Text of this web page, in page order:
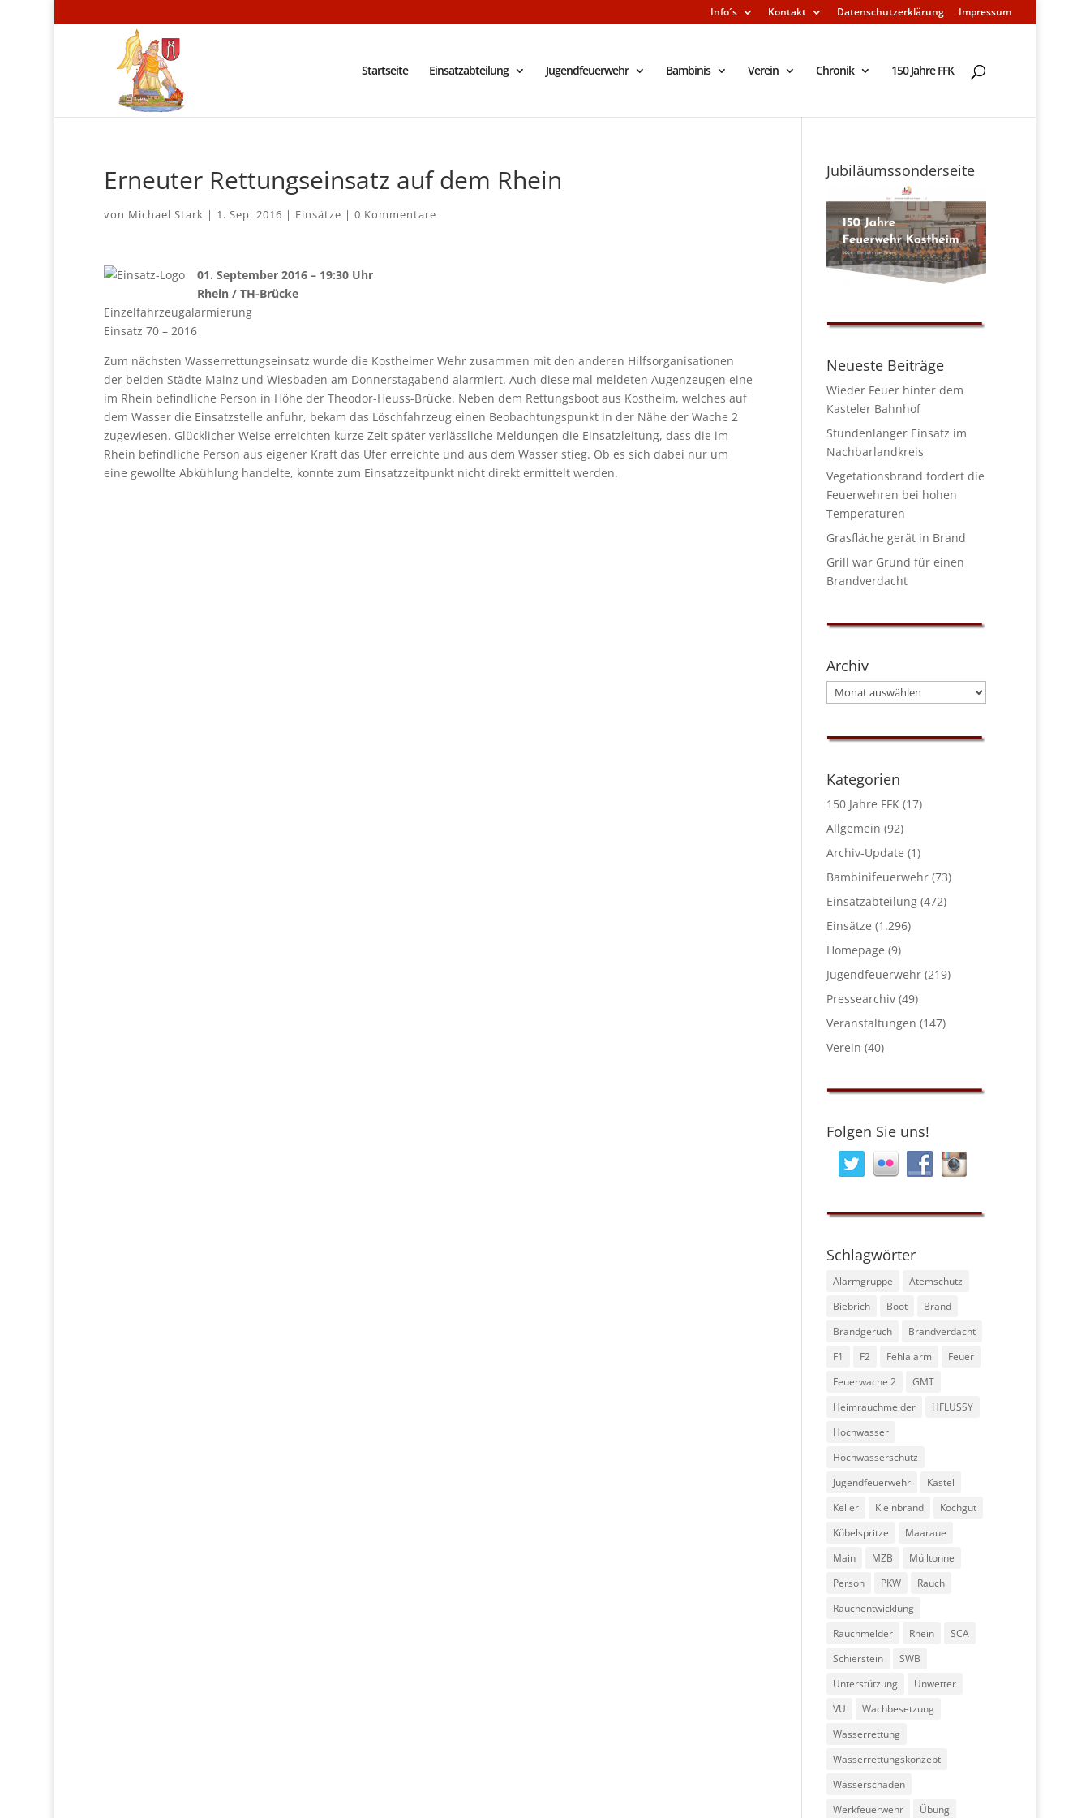
Info´s Kontakt Datenschutzerklärung Impressum
Startseite Einsatzabteilung Jugendfeuerwehr Bambinis Verein Chronik 150 Jahre FFK
Erneuter Rettungseinsatz auf dem Rhein
von Michael Stark | 1. Sep. 2016 | Einsätze | 0 Kommentare
01. September 2016 – 19:30 Uhr
Rhein / TH-Brücke
Einzelfahrzeugalarmierung
Einsatz 70 – 2016
Zum nächsten Wasserrettungseinsatz wurde die Kostheimer Wehr zusammen mit den anderen Hilfsorganisationen
der beiden Städte Mainz und Wiesbaden am Donnerstagabend alarmiert. Auch diese mal meldeten Augenzeugen eine
im Rhein befindliche Person in Höhe der Theodor-Heuss-Brücke. Neben dem Rettungsboot aus Kostheim, welches auf
dem Wasser die Einsatzstelle anfuhr, bekam das Löschfahrzeug einen Beobachtungspunkt in der Nähe der Wache 2
zugewiesen. Glücklicher Weise erreichten kurze Zeit später verlässliche Meldungen die Einsatzleitung, dass die im
Rhein befindliche Person aus eigener Kraft das Ufer erreichte und aus dem Wasser stieg. Ob es sich dabei nur um
eine gewollte Abkühlung handelte, konnte zum Einsatzzeitpunkt nicht direkt ermittelt werden.
Jubiläumssonderseite
Neueste Beiträge
Wieder Feuer hinter dem
Kasteler Bahnhof
Stundenlanger Einsatz im
Nachbarlandkreis
Vegetationsbrand fordert die
Feuerwehren bei hohen
Temperaturen
Grasfläche gerät in Brand
Grill war Grund für einen
Brandverdacht
Archiv
Archiv
Kategorien
150 Jahre FFK (17)
Allgemein (92)
Archiv-Update (1)
Bambinifeuerwehr (73)
Einsatzabteilung (472)
Einsätze (1.296)
Homepage (9)
Jugendfeuerwehr (219)
Pressearchiv (49)
Veranstaltungen (147)
Verein (40)
Folgen Sie uns!
Schlagwörter
Alarmgruppe
Atemschutz
Biebrich
Boot
Brand
Brandgeruch
Brandverdacht
F1
F2 Fehlalarm
Feuer
Feuerwache 2
GMT
Heimrauchmelder
HFLUSSY
Hochwasser
Hochwasserschutz
Jugendfeuerwehr
Kastel
Keller
Kleinbrand
Kochgut
Kübelspritze
Maaraue
Main
MZB
Mülltonne
Person
PKW
Rauch
Rauchentwicklung
Rauchmelder
Rhein
SCA
Schierstein
SWB
Unterstützung
Unwetter
VU
Wachbesetzung
Wasserrettung
Wasserrettungskonzept
Wasserschaden
Werkfeuerwehr
Übung